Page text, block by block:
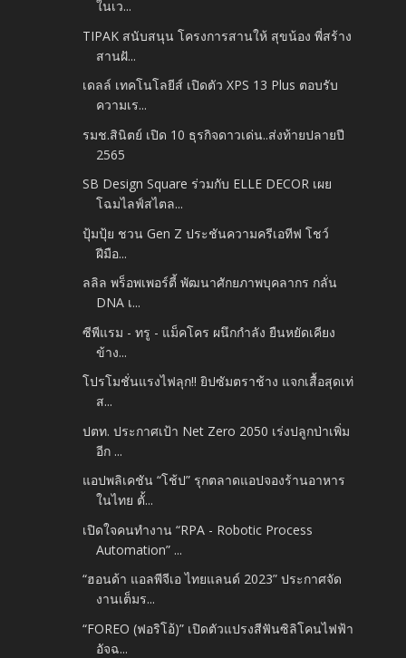
ในเว...
TIPAK สนับสนุน โครงการสานให้ สุขน้อง พี่สร้าง
สานฝั...
เดลล์ เทคโนโลยีส์ เปิดตัว XPS 13 Plus ตอบรับ
ความเร...
รมช.สินิตย์ เปิด 10 ธุรกิจดาวเด่น..ส่งท้ายปลายปี
2565
SB Design Square ร่วมกับ ELLE DECOR เผย
โฉมไลฟ์สไตล...
ปุ้มปุ้ย ชวน Gen Z ประชันความครีเอทีฟ โชว์
ฝีมือ...
ลลิล พร็อพเพอร์ตี้ พัฒนาศักยภาพบุคลากร กลั่น
DNA เ...
ซีพีแรม - ทรู - แม็คโคร ผนึกกำลัง ยืนหยัดเคียง
ข้าง...
โปรโมชั่นแรงไฟลุก!! ยิปซัมตราช้าง แจกเสื้อสุดเท่
ส...
ปตท. ประกาศเป้า Net Zero 2050 เร่งปลูกป่าเพิ่ม
อีก ...
แอปพลิเคชัน “โช้ป” รุกตลาดแอปจองร้านอาหาร
ในไทย ตั้...
เปิดใจคนทำงาน “RPA - Robotic Process
Automation” ...
“ฮอนด้า แอลพีจีเอ ไทยแลนด์ 2023” ประกาศจัด
งานเต็มร...
“FOREO (ฟอริโอ้)” เปิดตัวแปรงสีฟันซิลิโคนไฟฟ้า
อัจฉ...